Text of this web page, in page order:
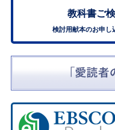
教科書ご検
検討用献本のお申し